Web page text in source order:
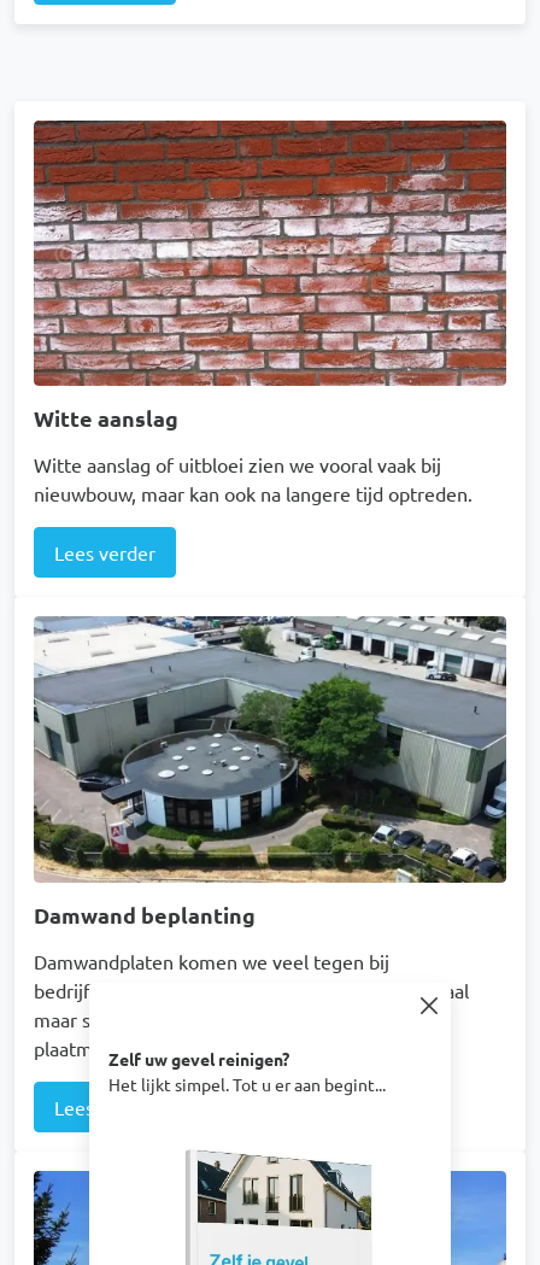
Zelf uw gevel reinigen?
Het lijkt simpel. Tot u er aan begint...
Afbeelding
Witte aanslag
Witte aanslag of uitbloei zien we vooral vaak bij
nieuwbouw, maar kan ook na langere tijd optreden.
Lees verder
Afbeelding
Damwand beplanting
Damwandplaten komen we veel tegen bij
bedrijfsgebouwen. De beplating is vaak van metaal
maar soms ook van kunststof of volkern
plaatmateriaal.
Lees verder
Afbeelding